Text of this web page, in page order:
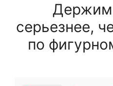
Держим
серьезнее,
по